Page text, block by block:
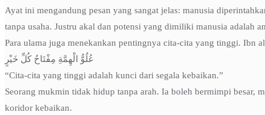
Ayat ini mengandung pesan yang sangat jelas: manusia
tanpa usaha. Justru akal dan potensi yang dimiliki manusia adalah
عُلُوُّ الْهِمَّةِ مِفْتَاحُ كُلِّ خَيْرٍ
“Cita-cita yang tinggi adalah kunci dari segala kebaikan.”
Seorang mukmin tidak hidup tanpa arah. Ia boleh bermimpi besar,
koridor kebaikan.